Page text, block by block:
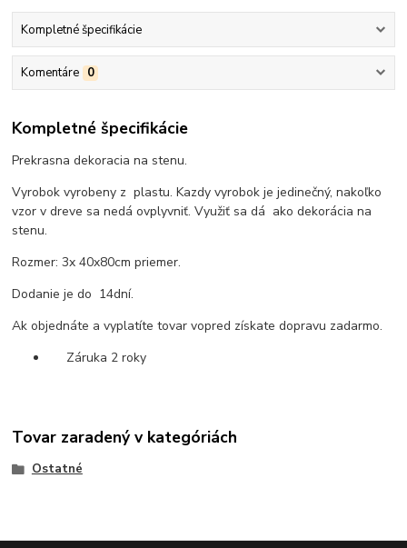
Kompletné špecifikácie
Komentáre 0
Kompletné špecifikácie
Prekrasna dekoracia na stenu.
Vyrobok vyrobeny z plastu. Kazdy vyrobok je jedinečný, nakoľko
vzor v dreve sa nedá ovplyvniť. Využiť sa dá ako dekorácia na
stenu.
Rozmer: 3x 40x80cm priemer.
Dodanie je do 14dní.
Ak objednáte a vyplatíte tovar vopred získate dopravu zadarmo.
Záruka 2 roky
Tovar zaradený v kategóriách
Ostatné